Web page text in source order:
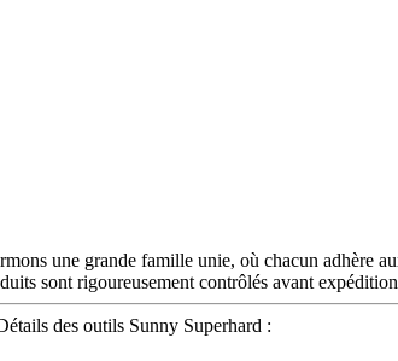
une grande famille unie, où chacun adhère
sont rigoureusement contrôlés avant
des outils Sunny Superhard :